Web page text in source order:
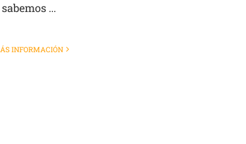
sabemos ...
INFORMACIÓN